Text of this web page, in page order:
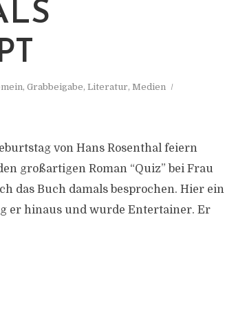
, Grabbeigabe, Literatur, Medien
von Hans Rosenthal feiern
großartigen Roman “Quiz” bei Frau
das Buch damals besprochen. Hier ein
er hinaus und wurde Entertainer. Er